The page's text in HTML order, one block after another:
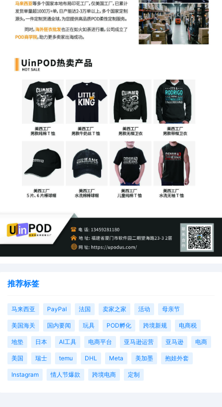
推荐标签
马来西亚 PayPal 法国 卖家之家 活动 母亲节
美国海关 国内要闻 玩具 POD孵化 跨境新规 电商税
地垫 日本 AI工具 电商平台 亚马逊运营 亚马逊 电商
美国 瑞士 temu DHL Meta 美加墨 抱娃外套
Instagram 情人节爆款 跨境电商 定制